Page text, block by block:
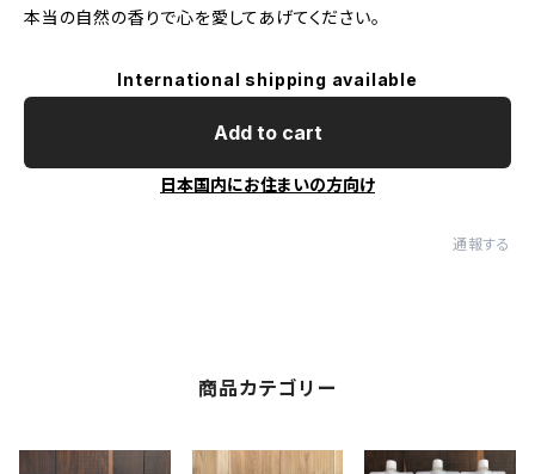
本当の自然の香りで心を愛してあげてください。
International shipping available
Add to cart
日本国内にお住まいの方向け
通報する
商品カテゴリー